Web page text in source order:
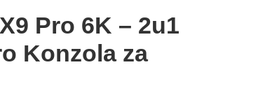
Pro 6K – 2u1
Konzola za